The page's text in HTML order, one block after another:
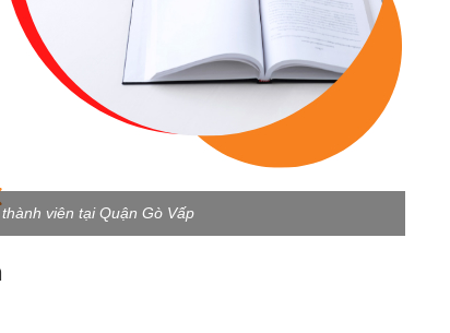
viên tại Quận Gò Vấp